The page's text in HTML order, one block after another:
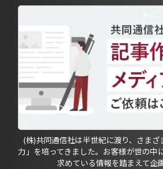
(株)共同通信社は半世紀に渡り、さま
力」を培ってきました。お客様が世の中
求めている情報を踏まえて企